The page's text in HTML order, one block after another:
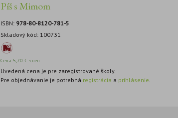
Píš s Mimom
ISBN: 978-80-8120-781-5
Skladový kód: 100731
Cena 5,70 € s DPH
Uvedená cena je pre zaregistrované školy.
Pre objednávanie je potrebná registrácia a prihlásenie.